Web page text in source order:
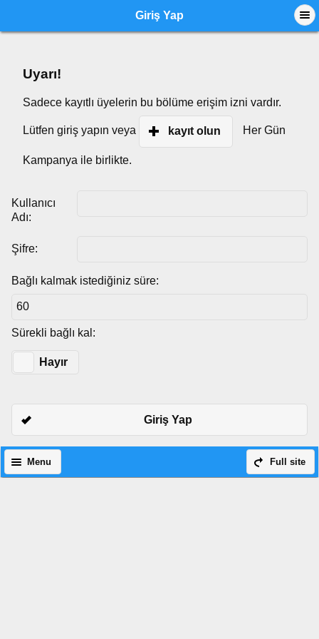
Giriş Yap
Uyarı!
Sadece kayıtlı üyelerin bu bölüme erişim izni vardır.
Lütfen giriş yapın veya kayıt olun Her Gün
Kampanya ile birlikte.
Kullanıcı
Adı:
Şifre:
Bağlı kalmak istediğiniz süre:
Sürekli bağlı kal:
Hayır
Giriş Yap
Full site
Menu